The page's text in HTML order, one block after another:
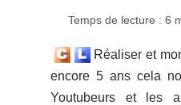
Temps de lecture : 6
Réaliser et
encore 5 ans cela
Youtubeurs et les